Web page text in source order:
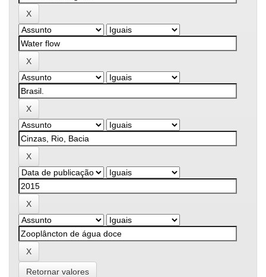
Retornar valores